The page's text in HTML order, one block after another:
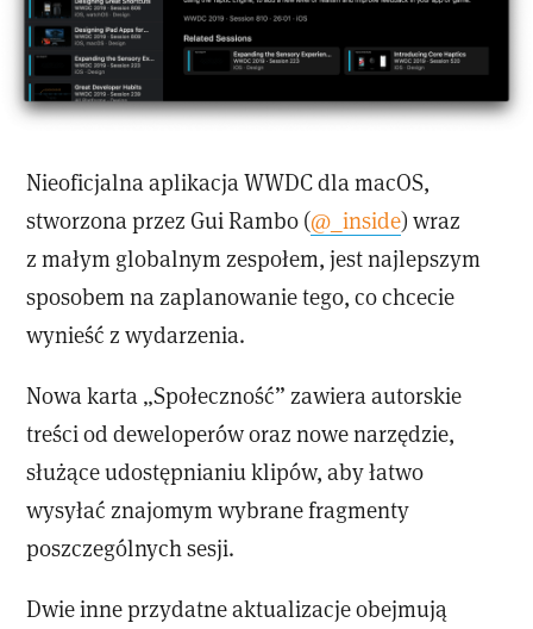
Nieoficjalna aplikacja WWDC dla macOS,
stworzona przez Gui Rambo (@_inside) wraz
z małym globalnym zespołem, jest najlepszym
sposobem na zaplanowanie tego, co chcecie
wynieść z wydarzenia.
Nowa karta „Społeczność” zawiera autorskie
treści od deweloperów oraz nowe narzędzie,
służące udostępnianiu klipów, aby łatwo
wysyłać znajomym wybrane fragmenty
poszczególnych sesji.
Dwie inne przydatne aktualizacje obejmują